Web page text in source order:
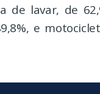
de lavar, de
e